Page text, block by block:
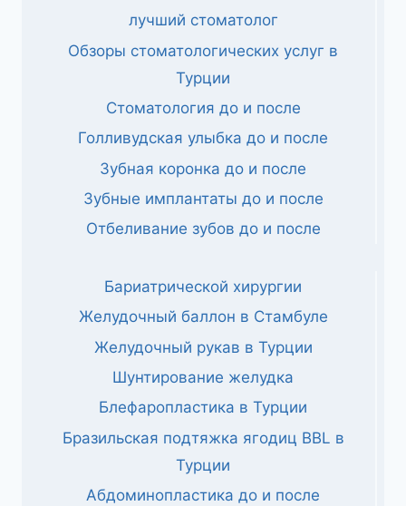
лучший стоматолог
Обзоры стоматологических услуг в
Турции
Стоматология до и после
Голливудская улыбка до и после
Зубная коронка до и после
Зубные имплантаты до и после
Отбеливание зубов до и после
Бариатрической хирургии
Желудочный баллон в Стамбуле
Желудочный рукав в Турции
Шунтирование желудка
Блефаропластика в Турции
Бразильская подтяжка ягодиц BBL в
Турции
Абдоминопластика до и после